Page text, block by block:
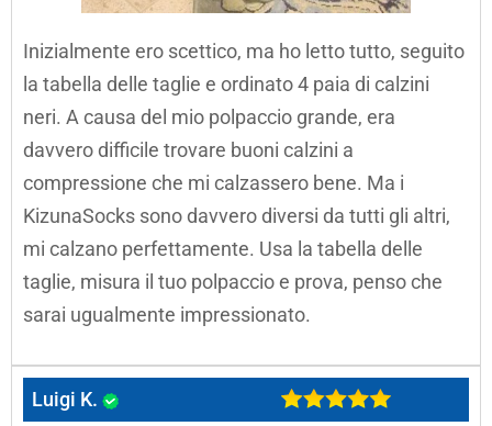
Inizialmente ero scettico, ma ho letto tutto, seguito
la tabella delle taglie e ordinato 4 paia di calzini
neri. A causa del mio polpaccio grande, era
davvero difficile trovare buoni calzini a
compressione che mi calzassero bene. Ma i
KizunaSocks sono davvero diversi da tutti gli altri,
mi calzano perfettamente. Usa la tabella delle
taglie, misura il tuo polpaccio e prova, penso che
sarai ugualmente impressionato.
Luigi K.